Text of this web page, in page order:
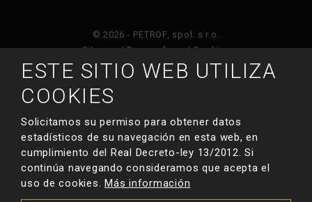
© 2026 - PETROF, spol. s r.o.
Sitemap|Terms of use|Cookies
y está sujeto a la política de privacidad de
HECHO POR
ESTE SITIO WEB UTILIZA
COOKIES
Solicitamos su permiso para obtener datos
estadísticos de su navegación en esta web, en
cumplimiento del Real Decreto-ley 13/2012. Si
continúa navegando consideramos que acepta el
uso de cookies. Más información